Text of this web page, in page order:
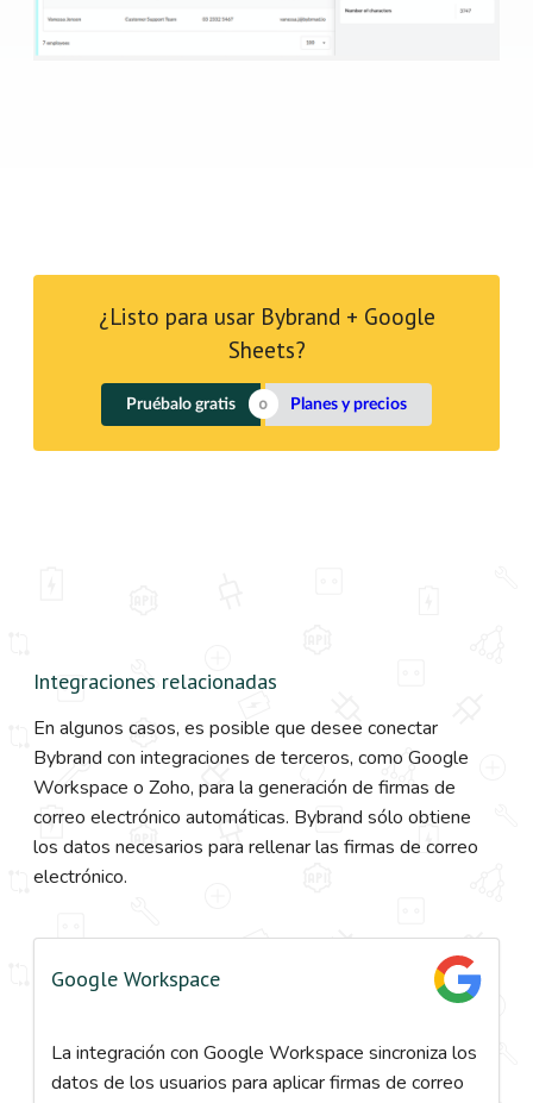
¿Listo para usar Bybrand + Google
Sheets?
Pruébalo gratis Planes y precios
Integraciones relacionadas
En algunos casos, es posible que desee conectar
Bybrand con integraciones de terceros, como Google
Workspace o Zoho, para la generación de firmas de
correo electrónico automáticas. Bybrand sólo obtiene
los datos necesarios para rellenar las firmas de correo
electrónico.
Google Workspace
La integración con Google Workspace sincroniza los
datos de los usuarios para aplicar firmas de correo